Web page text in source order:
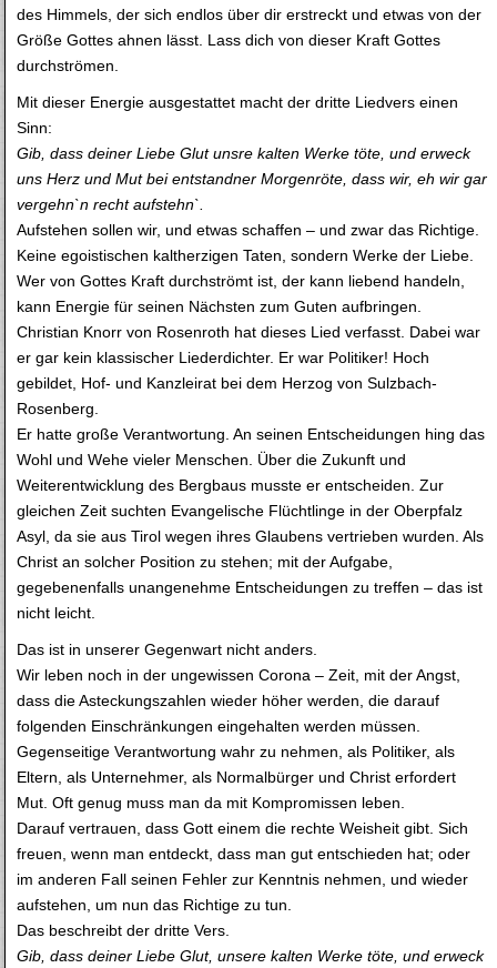
des Himmels, der sich endlos über dir erstreckt und etwas von der
Größe Gottes ahnen lässt. Lass dich von dieser Kraft Gottes
durchströmen.
Mit dieser Energie ausgestattet macht der dritte Liedvers einen
Sinn:
Gib, dass deiner Liebe Glut unsre kalten Werke töte, und erweck
uns Herz und Mut bei entstandner Morgenröte, dass wir, eh wir gar
vergehn`n recht aufstehn`.
Aufstehen sollen wir, und etwas schaffen – und zwar das Richtige.
Keine egoistischen kaltherzigen Taten, sondern Werke der Liebe.
Wer von Gottes Kraft durchströmt ist, der kann liebend handeln,
kann Energie für seinen Nächsten zum Guten aufbringen.
Christian Knorr von Rosenroth hat dieses Lied verfasst. Dabei war
er gar kein klassischer Liederdichter. Er war Politiker! Hoch
gebildet, Hof- und Kanzleirat bei dem Herzog von Sulzbach-
Rosenberg.
Er hatte große Verantwortung. An seinen Entscheidungen hing das
Wohl und Wehe vieler Menschen. Über die Zukunft und
Weiterentwicklung des Bergbaus musste er entscheiden. Zur
gleichen Zeit suchten Evangelische Flüchtlinge in der Oberpfalz
Asyl, da sie aus Tirol wegen ihres Glaubens vertrieben wurden. Als
Christ an solcher Position zu stehen; mit der Aufgabe,
gegebenenfalls unangenehme Entscheidungen zu treffen – das ist
nicht leicht.
Das ist in unserer Gegenwart nicht anders.
Wir leben noch in der ungewissen Corona – Zeit, mit der Angst,
dass die Asteckungszahlen wieder höher werden, die darauf
folgenden Einschränkungen eingehalten werden müssen.
Gegenseitige Verantwortung wahr zu nehmen, als Politiker, als
Eltern, als Unternehmer, als Normalbürger und Christ erfordert
Mut. Oft genug muss man da mit Kompromissen leben.
Darauf vertrauen, dass Gott einem die rechte Weisheit gibt. Sich
freuen, wenn man entdeckt, dass man gut entschieden hat; oder
im anderen Fall seinen Fehler zur Kenntnis nehmen, und wieder
aufstehen, um nun das Richtige zu tun.
Das beschreibt der dritte Vers.
Gib, dass deiner Liebe Glut, unsere kalten Werke töte, und erweck